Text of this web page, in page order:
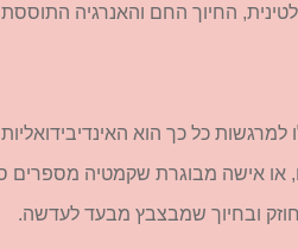
החיוך החם והאנרגיה
כל כך הוא
אישה מבוגרת שקמטיה מספרים
ובחיוך שמבצבץ מבעד לעדשה.